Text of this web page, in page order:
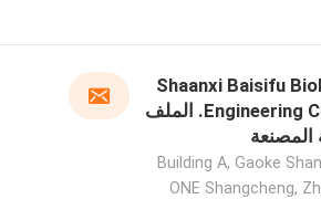
Shaanxi Baisifu
Engineering Co., Ltd. الملف
المصنعة
Building A, Gaoke
ONE Shangcheng,